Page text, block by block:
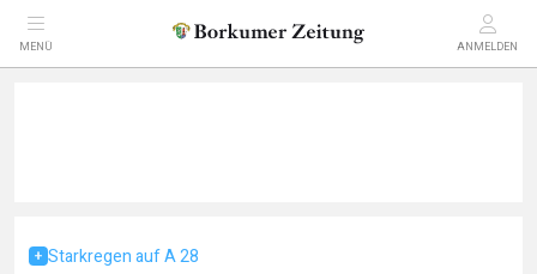
MENÜ ANMELDEN
Starkregen auf A 28